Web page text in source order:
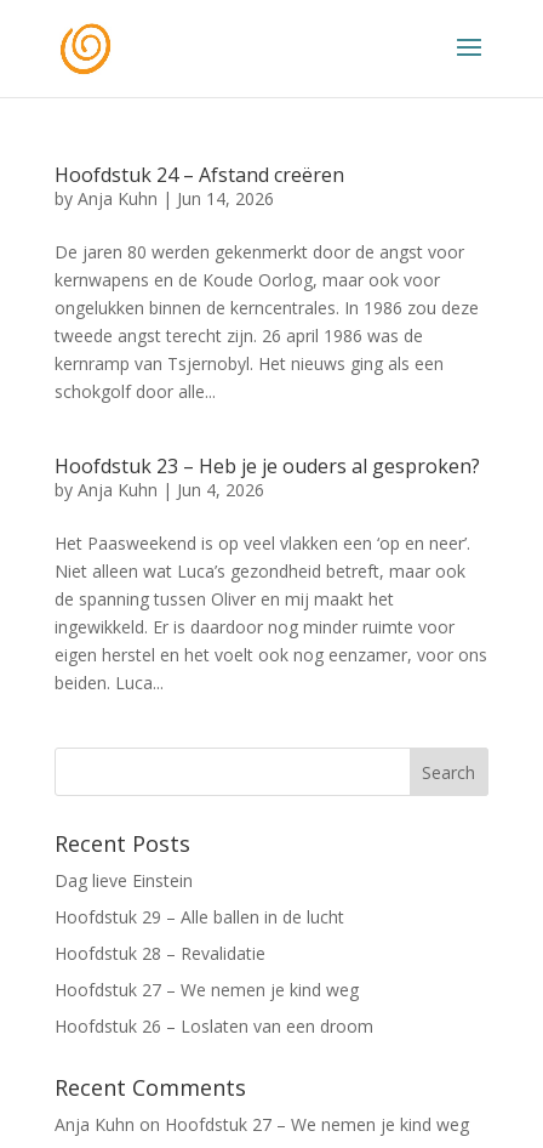
Hoofdstuk 24 – Afstand creëren
by Anja Kuhn | Jun 14, 2026
De jaren 80 werden gekenmerkt door de angst voor
kernwapens en de Koude Oorlog, maar ook voor
ongelukken binnen de kerncentrales. In 1986 zou deze
tweede angst terecht zijn. 26 april 1986 was de
kernramp van Tsjernobyl. Het nieuws ging als een
schokgolf door alle...
Hoofdstuk 23 – Heb je je ouders al gesproken?
by Anja Kuhn | Jun 4, 2026
Het Paasweekend is op veel vlakken een ‘op en neer’.
Niet alleen wat Luca’s gezondheid betreft, maar ook
de spanning tussen Oliver en mij maakt het
ingewikkeld. Er is daardoor nog minder ruimte voor
eigen herstel en het voelt ook nog eenzamer, voor ons
beiden. Luca...
Recent Posts
Dag lieve Einstein
Hoofdstuk 29 – Alle ballen in de lucht
Hoofdstuk 28 – Revalidatie
Hoofdstuk 27 – We nemen je kind weg
Hoofdstuk 26 – Loslaten van een droom
Recent Comments
Anja Kuhn on Hoofdstuk 27 – We nemen je kind weg